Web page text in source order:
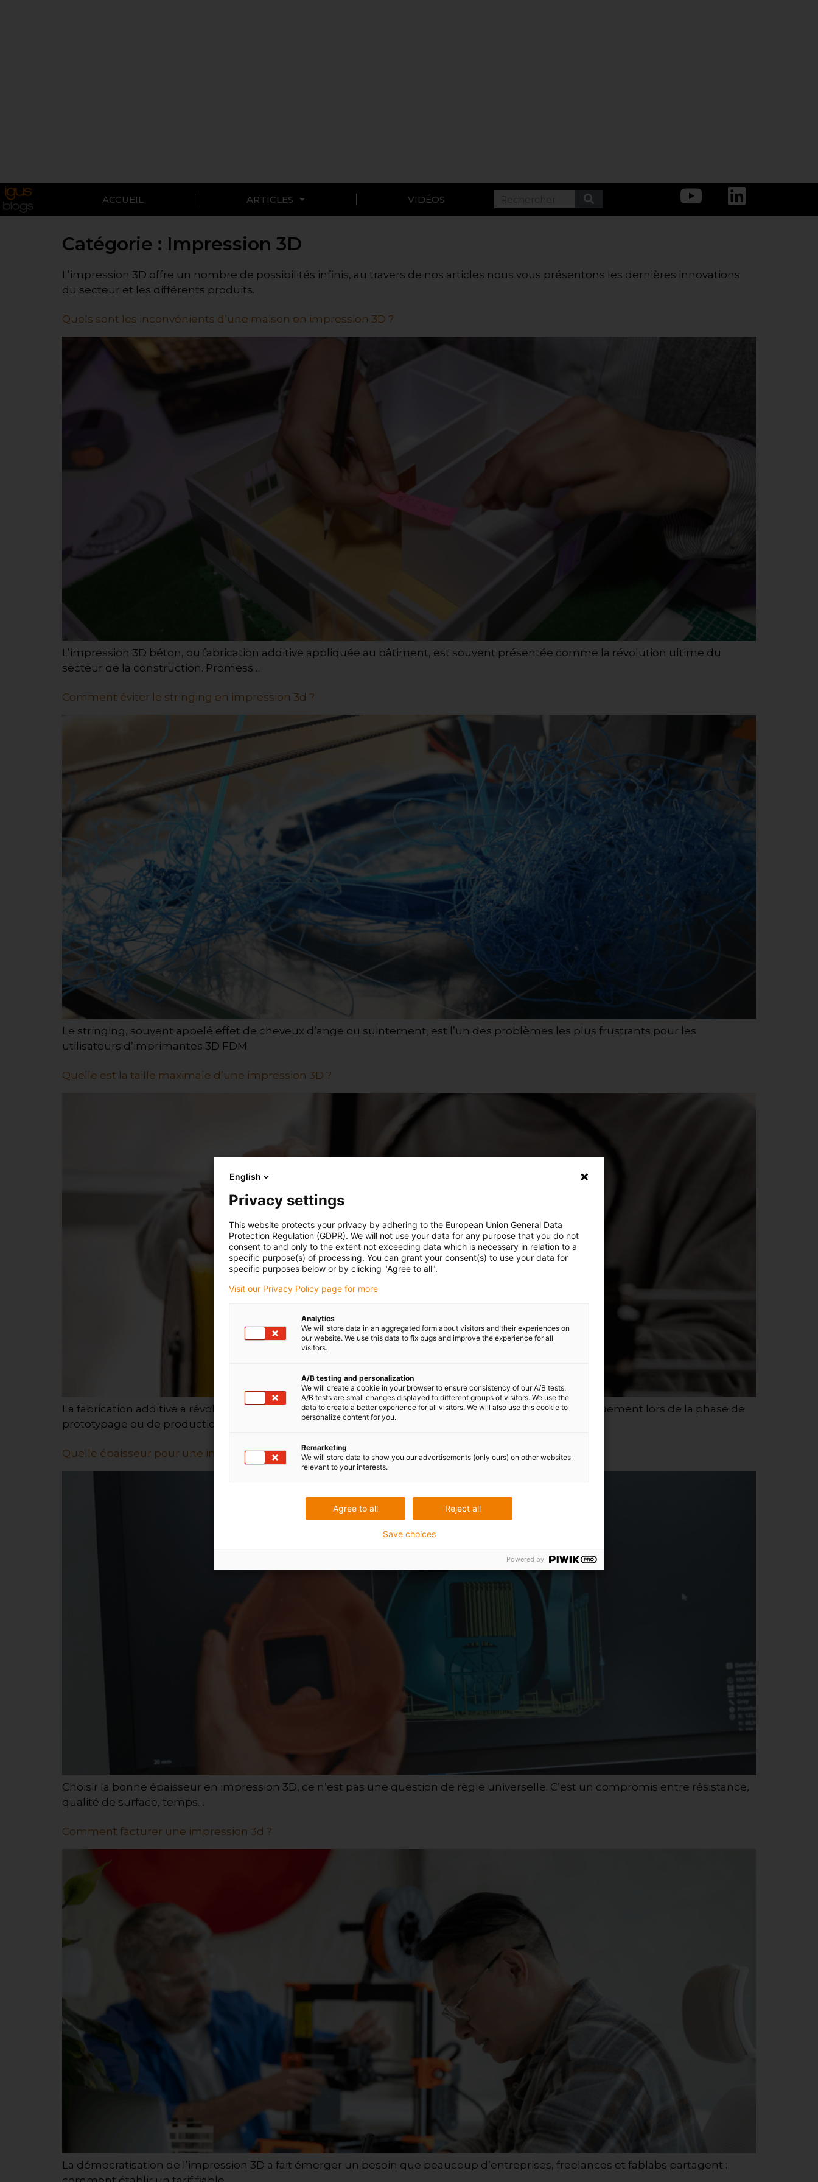
ACCUEIL ARTICLES VIDÉOS
Catégorie : Impression 3D
L’impression 3D offre un nombre de possibilités infinis, au travers de nos articles nous vous présentons les dernières innovations
du secteur et les différents produits.
Quels sont les inconvénients d’une maison en impression 3D ?
L’impression 3D béton, ou fabrication additive appliquée au bâtiment, est souvent présentée comme la révolution ultime du
secteur de la construction. Promess…
Comment éviter le stringing en impression 3d ?
Le stringing, souvent appelé effet de cheveux d’ange ou suintement, est l’un des problèmes les plus frustrants pour les
utilisateurs d’imprimantes 3D FDM.
Quelle est la taille maximale d’une impression 3D ?
La fabrication additive a révolutionné la conception industrielle, mais une question revient systématiquement lors de la phase de
prototypage ou de productio…
Quelle épaisseur pour une impression 3d ?
Choisir la bonne épaisseur en impression 3D, ce n’est pas une question de règle universelle. C’est un compromis entre résistance,
qualité de surface, temps…
Comment facturer une impression 3d ?
La démocratisation de l’impression 3D a fait émerger un besoin que beaucoup d’entreprises, freelances et fablabs partagent :
English
Privacy settings
This website protects your privacy by adhering to the European Union General Data
Protection Regulation (GDPR). We will not use your data for any purpose that you do not
consent to and only to the extent not exceeding data which is necessary in relation to a
specific purpose(s) of processing. You can grant your consent(s) to use your data for
specific purposes below or by clicking "Agree to all".
Visit our Privacy Policy page for more
Analytics
We will store data in an aggregated form about visitors and their experiences on
our website. We use this data to fix bugs and improve the experience for all
visitors.
A/B testing and personalization
We will create a cookie in your browser to ensure consistency of our A/B tests.
A/B tests are small changes displayed to different groups of visitors. We use the
data to create a better experience for all visitors. We will also use this cookie to
personalize content for you.
Remarketing
We will store data to show you our advertisements (only ours) on other websites
relevant to your interests.
Agree to all Reject all
Save choices
Powered by